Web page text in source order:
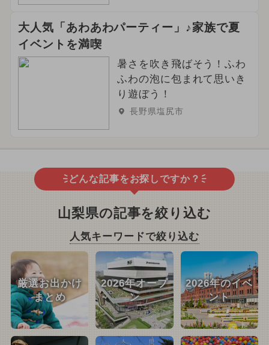
大人気「あわあわパーティー」♪家族で夏
イベントを満喫
暑さを吹き飛ばそう！ふわ
ふわの泡に包まれて思いき
り遊ぼう！
長野県塩尻市
どんな記事をお探しですか？
山梨県の記事を絞り込む
人気キーワードで絞り込む
厳選お出かけ
まとめ
2026年オープ
ン
2026年のイベ
ント